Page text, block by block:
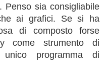
Penso sia consigliabile
ai grafici. Se si ha
di composto forse
come strumento di
programma di